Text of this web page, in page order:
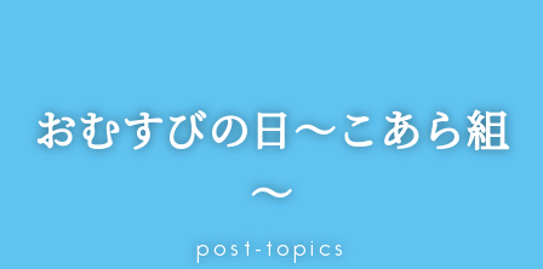
おむすびの日～こあら組
～
post-topics